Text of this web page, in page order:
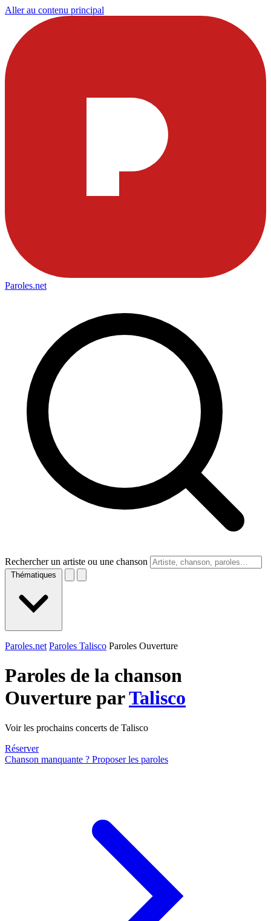
Aller au contenu principal
Paroles.net
Rechercher un artiste ou une chanson
Thématiques
Paroles.net Paroles Talisco Paroles Ouverture
Paroles de la chanson
Ouverture parTalisco
Voir les prochains concerts de Talisco
Réserver
Chanson manquante ? Proposer les paroles